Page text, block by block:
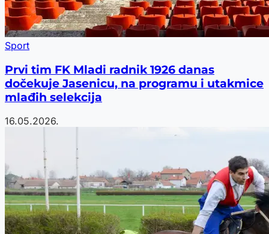
Sport
Prvi tim FK Mladi radnik 1926 danas
dočekuje Jasenicu, na programu i utakmice
mlađih selekcija
16.05.2026.